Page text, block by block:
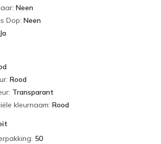
: Neen
Dop: Neen
Ja
: Rood
: Transparant
kleurnaam: Rood
: 50